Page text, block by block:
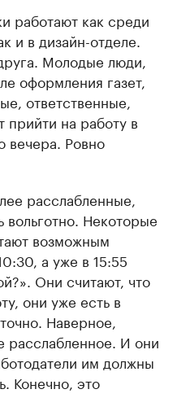
работают как среди
и в дизайн-отделе.
Молодые люди,
оформления газет,
ответственные,
на работу в
вечера. Ровно
расслабленные,
вольготно. Некоторые
возможным
а уже в 15:55
Они считают, что
они уже есть в
Наверное,
расслабленное. И они
им должны
Конечно, это